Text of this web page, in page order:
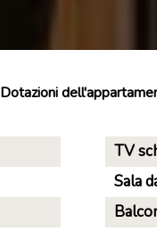
Dotazioni
TV
Sala